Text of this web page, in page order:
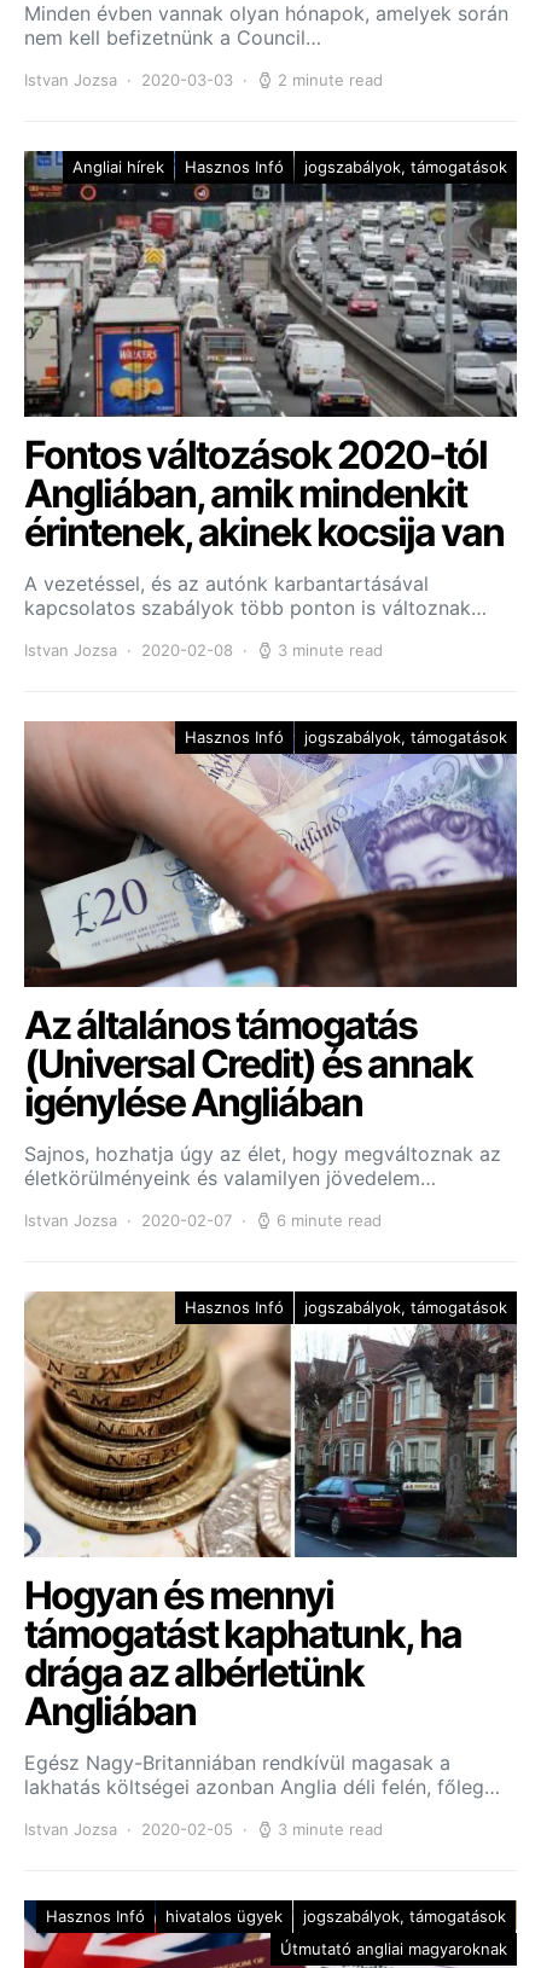
Minden évben vannak olyan hónapok, amelyek során
nem kell befizetnünk a Council…
Istvan Jozsa 2020-03-03 2 minute read
Angliai hírek Hasznos Infó jogszabályok, támogatások
Fontos változások 2020-tól
Angliában, amik mindenkit
érintenek, akinek kocsija van
A vezetéssel, és az autónk karbantartásával
kapcsolatos szabályok több ponton is változnak…
Istvan Jozsa 2020-02-08 3 minute read
Hasznos Infó jogszabályok, támogatások
Az általános támogatás
(Universal Credit) és annak
igénylése Angliában
Sajnos, hozhatja úgy az élet, hogy megváltoznak az
életkörülményeink és valamilyen jövedelem…
Istvan Jozsa 2020-02-07 6 minute read
Hasznos Infó jogszabályok, támogatások
Hogyan és mennyi
támogatást kaphatunk, ha
drága az albérletünk
Angliában
Egész Nagy-Britanniában rendkívül magasak a
lakhatás költségei azonban Anglia déli felén, főleg…
Istvan Jozsa 2020-02-05 3 minute read
Hasznos Infó hivatalos ügyek
jogszabályok, támogatások
Útmutató angliai magyaroknak